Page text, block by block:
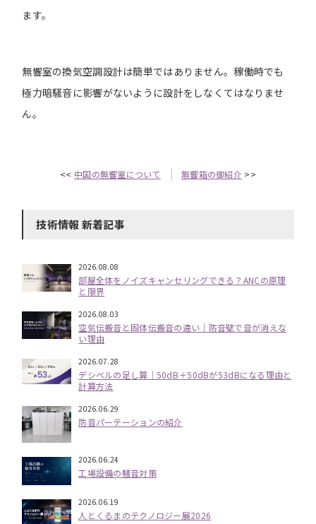
ます。
無響室の換気空調設計は簡単ではありません。稼働時でも
極力暗騒音に影響がないように設計をしなくてはなりませ
ん。
<< 中国の無響室について 無響箱の御紹介 >>
技術情報 新着記事
2026.08.08
部屋全体をノイズキャンセリングできる？ANCの原理
と限界
2026.08.03
空気伝搬音と固体伝搬音の違い｜防音壁で音が消えな
い理由
2026.07.28
デシベルの足し算｜50dB＋50dBが53dBになる理由と
計算方法
2026.06.29
防音パーテーションの紹介
2026.06.24
工場設備の騒音対策
2026.06.19
人とくるまのテクノロジー展2026